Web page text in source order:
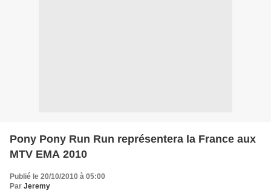
Pony Pony Run Run représentera la France aux
MTV EMA 2010
Publié le 20/10/2010 à 05:00
Par Jeremy